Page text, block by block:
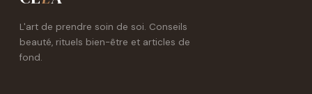
L'art de prendre soin de soi. Conseils
beauté, rituels bien-être et articles de
fond.